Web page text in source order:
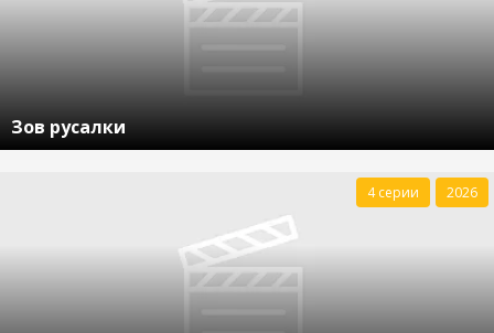
Зов русалки
4 серии 2026